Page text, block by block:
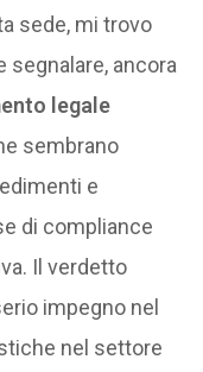
sede, mi trovo
ancora
legale
sembrano
e
di compliance
Il verdetto
impegno nel
nel settore